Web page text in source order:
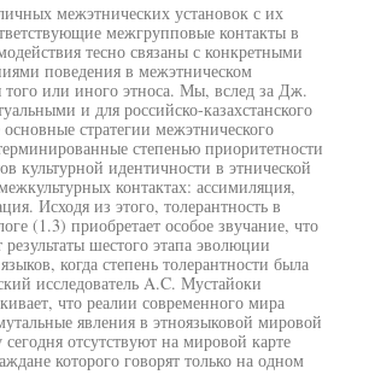
межэтнических установок с их
межгрупповые контакты в
тесно связаны с конкретными
поведения в межэтническом
того или иного этноса. Мы, вслед за Дж.
и для российско-казахстанского
стратегии межэтнического
степенью приоритетности
культурной идентичности в этнической
контактах: ассимиляция,
Исходя из этого, толерантность в
(1.3) приобретает особое звучание, что
шестого этапа эволюции
когда степень толерантности была
исследователь A.C. Мустайоки
что реалии современного мира
явления в этноязыковой мировой
отсутствуют на мировой карте
которого говорят только на одном